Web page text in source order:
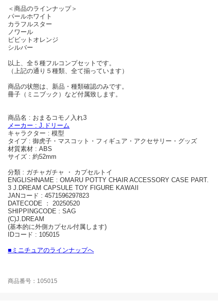
＜商品のラインナップ＞
パールホワイト
カラフルスター
ノワール
ビビットオレンジ
シルバー
以上、全５種フルコンプセットです。
（上記の通り５種類、全て揃っています）
商品の状態は、新品・種類確認のみです。
冊子（ミニブック）など付属致します。
商品名 : おまるコモノ入れ3
メーカー : J.ドリーム
キャラクター : 模型
タイプ : 御虎子・マスコット・フィギュア・アクセサリー・グッズ
材質素材 : ABS
サイズ : 約52mm
分類 : ガチャガチャ ・ カプセルトイ
ENGLISHNAME : OMARU POTTY CHAIR ACCESSORY CASE PART.
3 J.DREAM CAPSULE TOY FIGURE KAWAII
JANコード : 4571596297823
DATECODE ： 20250520
SHIPPINGCODE : SAG
(C)J.DREAM
(基本的に外側カプセル付属します)
IDコード : 105015
■ミニチュアのラインナップへ
商品番号：105015